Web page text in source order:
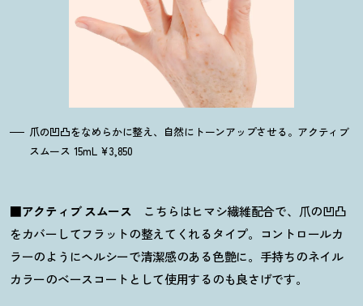
爪の凹凸をなめらかに整え、自然にトーンアップさせる。アクティブ
スムース 15mL ¥3,850
■アクティブ スムース こちらはヒマシ繊維配合で、爪の凹凸
をカバーしてフラットの整えてくれるタイプ。コントロールカ
ラーのようにヘルシーで清潔感のある色艶に。手持ちのネイル
カラーのベースコートとして使用するのも良さげです。